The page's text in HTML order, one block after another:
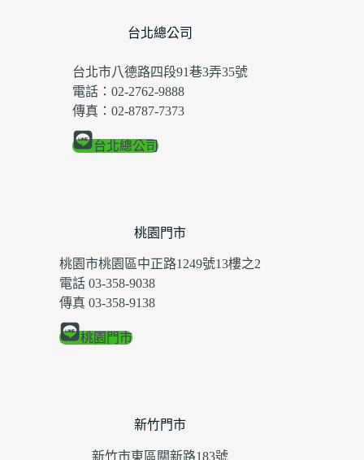
台北總公司
台北市八德路四段91巷3弄35號
電話：02-2762-9888
傳真：02-8787-7373
台北總公司
桃園門市
桃園市桃園區中正路1249號13樓之2
電話 03-358-9038
傳真 03-358-9138
桃園門市
新竹門市
新竹市東區關新路183號